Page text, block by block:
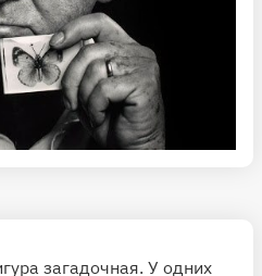
загадочная. У одних